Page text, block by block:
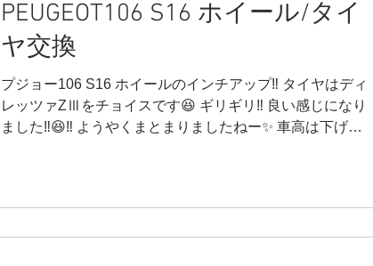
PEUGEOT106 S16 ホイール/タイ
ヤ交換
プジョー106 S16 ホイールのインチアップ‼️ タイヤはディ
レッツァZⅢをチョイスです😆 ギリギリ‼️ 良い感じになり
ました‼️😆‼️ ようやくまとまりましたねー✨ 車高は下げて